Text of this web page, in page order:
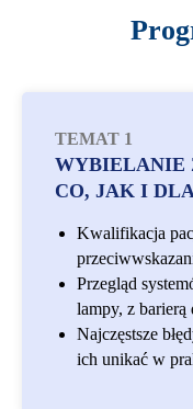
TEMAT 1
WYBIELANIE
CO, JAK I
Kwalifikacja
Przegląd
lampy, z barierą
Najczęstsze
ich unikać w